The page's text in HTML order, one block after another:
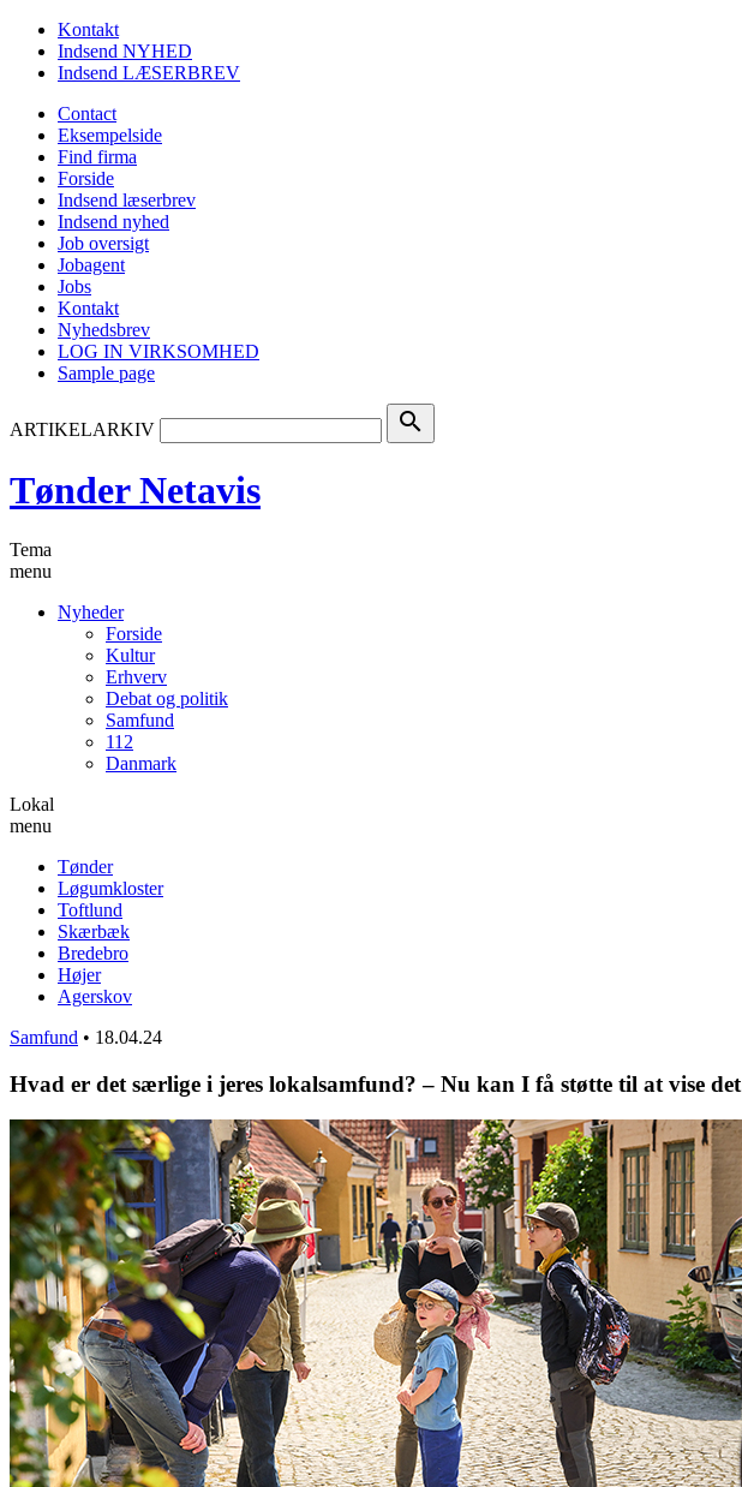
Kontakt
Indsend NYHED
Indsend LÆSERBREV
Contact
Eksempelside
Find firma
Forside
Indsend læserbrev
Indsend nyhed
Job oversigt
Jobagent
Jobs
Kontakt
Nyhedsbrev
LOG IN VIRKSOMHED
Sample page
ARTIKELARKIV search
Tønder Netavis
Tema
menu
Nyheder
Forside
Kultur
Erhverv
Debat og politik
Samfund
112
Danmark
Lokal
menu
Tønder
Løgumkloster
Toftlund
Skærbæk
Bredebro
Højer
Agerskov
Samfund • 18.04.24
Hvad er det særlige i jeres lokalsamfund? – Nu kan I få støtte til at vise det